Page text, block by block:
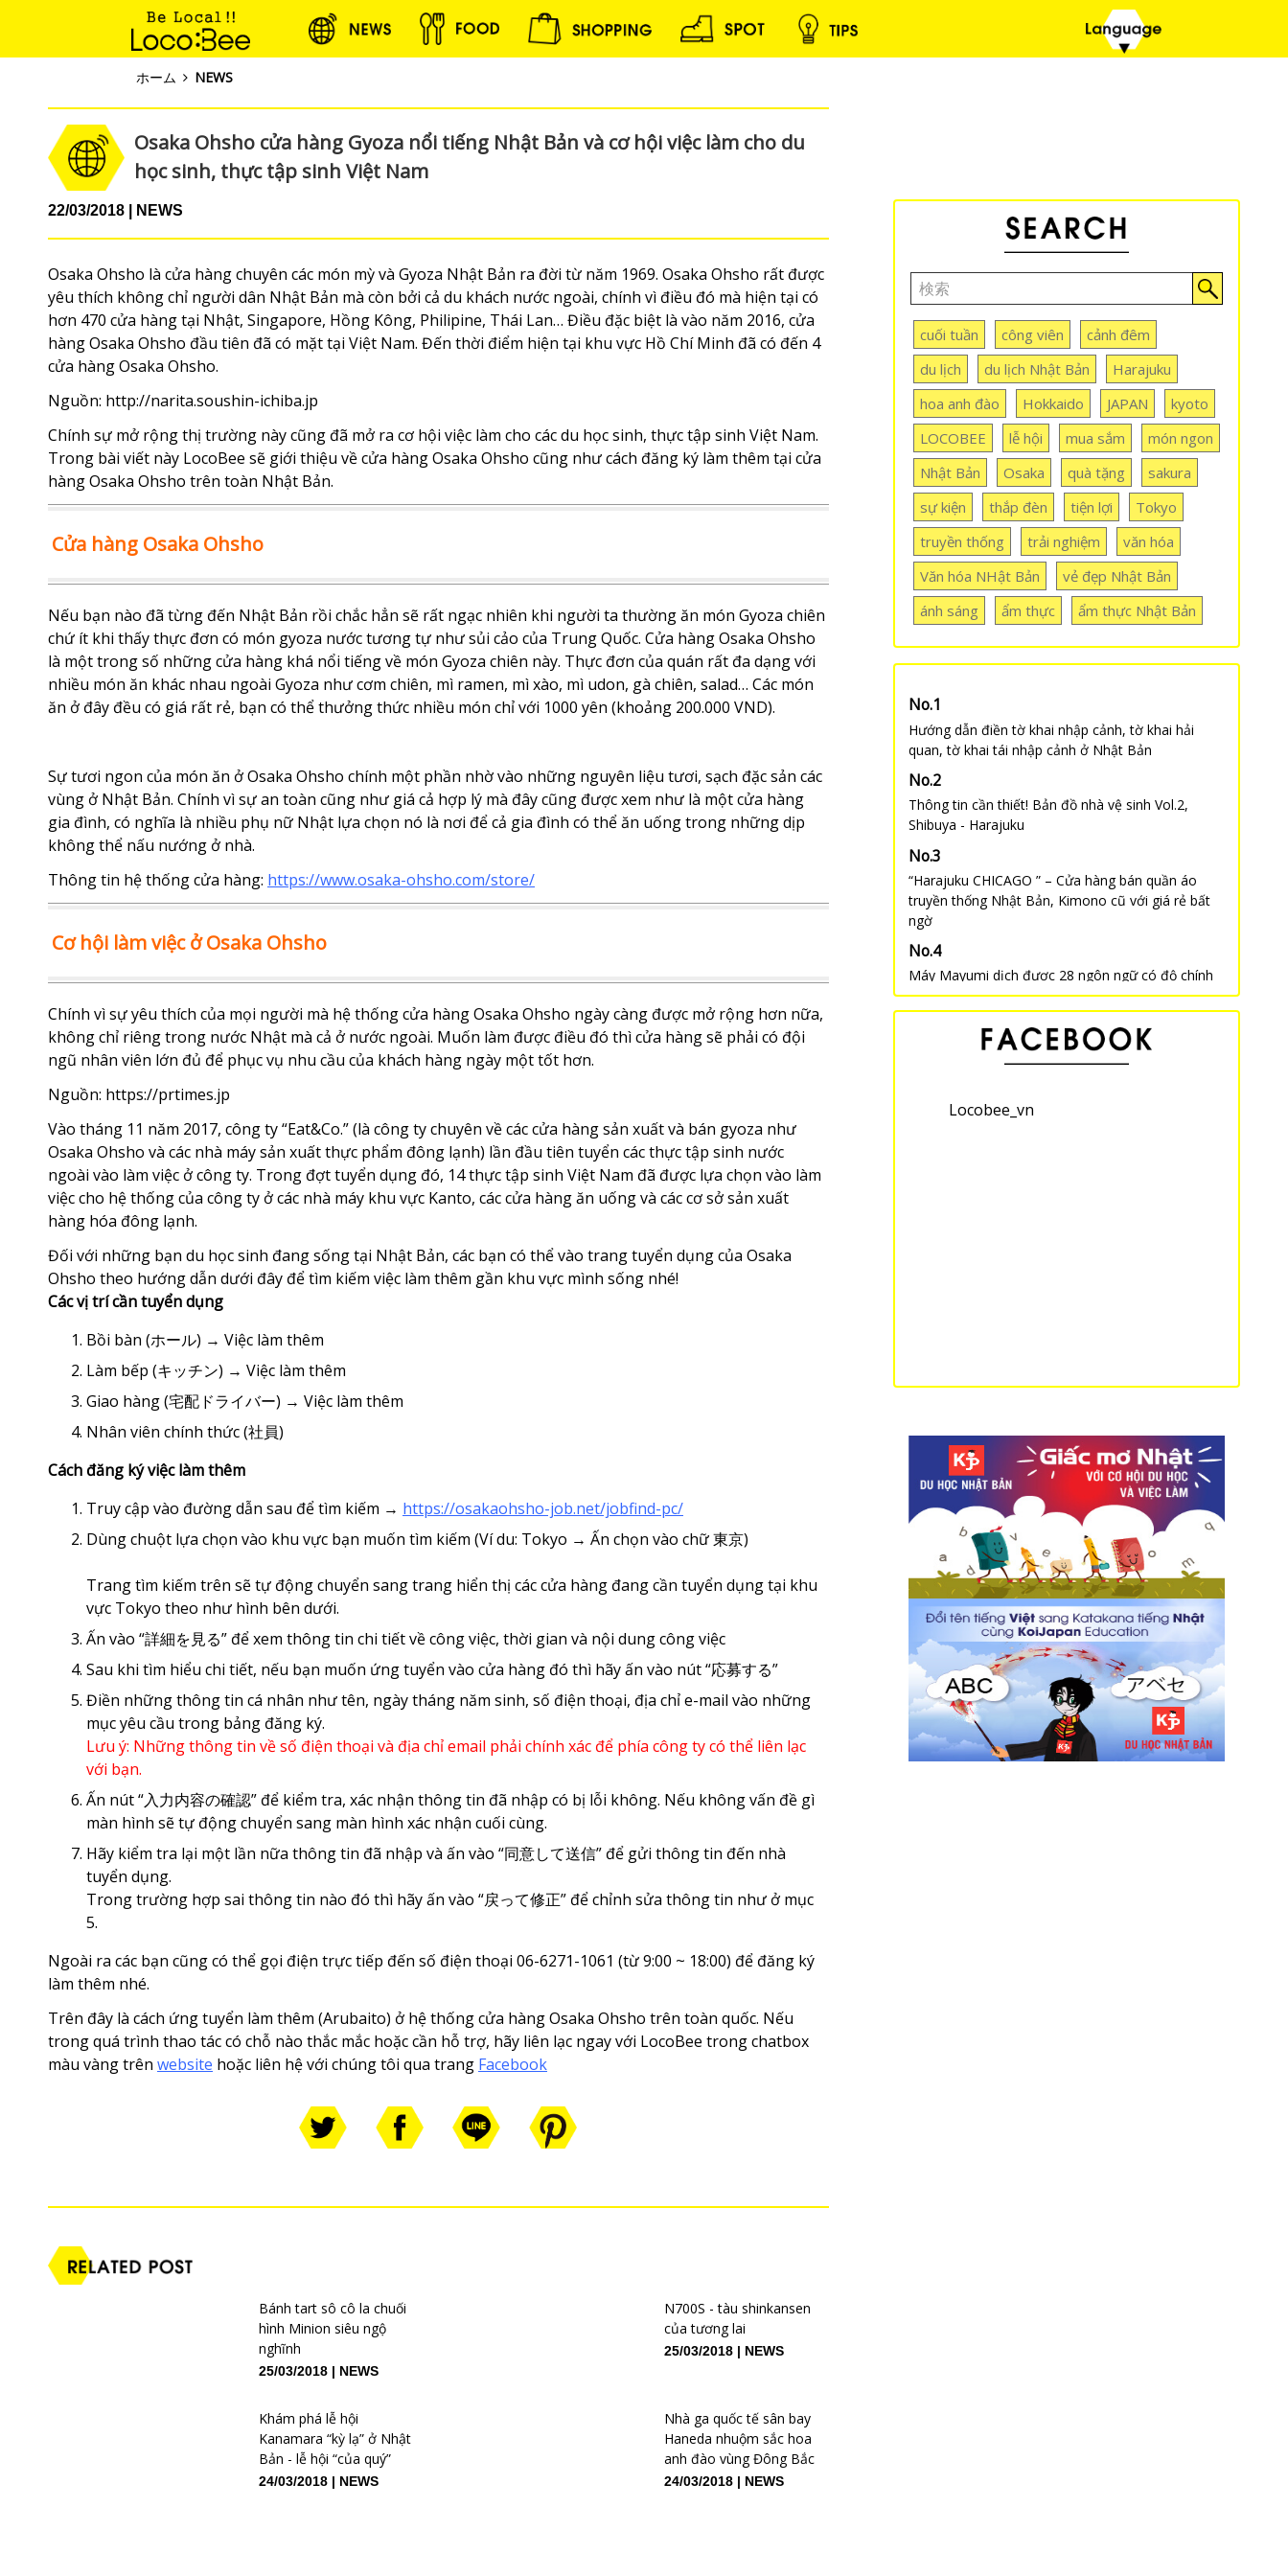
ホーム NEWS
Osaka Ohsho cửa hàng Gyoza nổi tiếng Nhật Bản và cơ hội việc làm cho du
học sinh, thực tập sinh Việt Nam
22/03/2018 NEWS
Osaka Ohsho là cửa hàng chuyên các món mỳ và Gyoza Nhật Bản ra đời từ năm 1969. Osaka Ohsho rất được
yêu thích không chỉ người dân Nhật Bản mà còn bởi cả du khách nước ngoài, chính vì điều đó mà hiện tại có
hơn 470 cửa hàng tại Nhật, Singapore, Hồng Kông, Philipine, Thái Lan… Điều đặc biệt là vào năm 2016, cửa
hàng Osaka Ohsho đầu tiên đã có mặt tại Việt Nam. Đến thời điểm hiện tại khu vực Hồ Chí Minh đã có đến 4
cửa hàng Osaka Ohsho.
Nguồn: http://narita.soushin-ichiba.jp
Chính sự mở rộng thị trường này cũng đã mở ra cơ hội việc làm cho các du học sinh, thực tập sinh Việt Nam.
Trong bài viết này LocoBee sẽ giới thiệu về cửa hàng Osaka Ohsho cũng như cách đăng ký làm thêm tại cửa
hàng Osaka Ohsho trên toàn Nhật Bản.
Cửa hàng Osaka Ohsho
Nếu bạn nào đã từng đến Nhật Bản rồi chắc hẳn sẽ rất ngạc nhiên khi người ta thường ăn món Gyoza chiên
chứ ít khi thấy thực đơn có món gyoza nước tương tự như sủi cảo của Trung Quốc. Cửa hàng Osaka Ohsho
là một trong số những cửa hàng khá nổi tiếng về món Gyoza chiên này. Thực đơn của quán rất đa dạng với
nhiều món ăn khác nhau ngoài Gyoza như cơm chiên, mì ramen, mì xào, mì udon, gà chiên, salad… Các món
ăn ở đây đều có giá rất rẻ, bạn có thể thưởng thức nhiều món chỉ với 1000 yên (khoảng 200.000 VND).
Sự tươi ngon của món ăn ở Osaka Ohsho chính một phần nhờ vào những nguyên liệu tươi, sạch đặc sản các
vùng ở Nhật Bản. Chính vì sự an toàn cũng như giá cả hợp lý mà đây cũng được xem như là một cửa hàng
gia đình, có nghĩa là nhiều phụ nữ Nhật lựa chọn nó là nơi để cả gia đình có thể ăn uống trong những dịp
không thể nấu nướng ở nhà.
Thông tin hệ thống cửa hàng: https://www.osaka-ohsho.com/store/
Cơ hội làm việc ở Osaka Ohsho
Chính vì sự yêu thích của mọi người mà hệ thống cửa hàng Osaka Ohsho ngày càng được mở rộng hơn nữa,
không chỉ riêng trong nước Nhật mà cả ở nước ngoài. Muốn làm được điều đó thì cửa hàng sẽ phải có đội
ngũ nhân viên lớn đủ để phục vụ nhu cầu của khách hàng ngày một tốt hơn.
Nguồn: https://prtimes.jp
Vào tháng 11 năm 2017, công ty “Eat&Co.” (là công ty chuyên về các cửa hàng sản xuất và bán gyoza như
Osaka Ohsho và các nhà máy sản xuất thực phẩm đông lạnh) lần đầu tiên tuyển các thực tập sinh nước
ngoài vào làm việc ở công ty. Trong đợt tuyển dụng đó, 14 thực tập sinh Việt Nam đã được lựa chọn vào làm
việc cho hệ thống của công ty ở các nhà máy khu vực Kanto, các cửa hàng ăn uống và các cơ sở sản xuất
hàng hóa đông lạnh.
Đối với những bạn du học sinh đang sống tại Nhật Bản, các bạn có thể vào trang tuyển dụng của Osaka
Ohsho theo hướng dẫn dưới đây để tìm kiếm việc làm thêm gần khu vực mình sống nhé!
Các vị trí cần tuyển dụng
Bồi bàn (ホール) → Việc làm thêm
Làm bếp (キッチン) → Việc làm thêm
Giao hàng (宅配ドライバー) → Việc làm thêm
Nhân viên chính thức (社員)
Cách đăng ký việc làm thêm
Truy cập vào đường dẫn sau để tìm kiếm → https://osakaohsho-job.net/jobfind-pc/
Dùng chuột lựa chọn vào khu vực bạn muốn tìm kiếm (Ví du: Tokyo → Ấn chọn vào chữ 東京)
Trang tìm kiếm trên sẽ tự động chuyển sang trang hiển thị các cửa hàng đang cần tuyển dụng tại khu
vực Tokyo theo như hình bên dưới.
Ấn vào “詳細を見る” để xem thông tin chi tiết về công việc, thời gian và nội dung công việc
Sau khi tìm hiểu chi tiết, nếu bạn muốn ứng tuyển vào cửa hàng đó thì hãy ấn vào nút “応募する”
Điền những thông tin cá nhân như tên, ngày tháng năm sinh, số điện thoại, địa chỉ e-mail vào những
mục yêu cầu trong bảng đăng ký.
Lưu ý: Những thông tin về số điện thoại và địa chỉ email phải chính xác để phía công ty có thể liên lạc
với bạn.
Ấn nút “入力内容の確認” để kiểm tra, xác nhận thông tin đã nhập có bị lỗi không. Nếu không vấn đề gì
màn hình sẽ tự động chuyển sang màn hình xác nhận cuối cùng.
Hãy kiểm tra lại một lần nữa thông tin đã nhập và ấn vào “同意して送信” để gửi thông tin đến nhà
tuyển dụng.
Trong trường hợp sai thông tin nào đó thì hãy ấn vào “戻って修正” để chỉnh sửa thông tin như ở mục
5.
Ngoài ra các bạn cũng có thể gọi điện trực tiếp đến số điện thoại 06-6271-1061 (từ 9:00 ~ 18:00) để đăng ký
làm thêm nhé.
Trên đây là cách ứng tuyển làm thêm (Arubaito) ở hệ thống cửa hàng Osaka Ohsho trên toàn quốc. Nếu
trong quá trình thao tác có chỗ nào thắc mắc hoặc cần hỗ trợ, hãy liên lạc ngay với LocoBee trong chatbox
màu vàng trên website hoặc liên hệ với chúng tôi qua trang Facebook
Bánh tart sô cô la chuối
hình Minion siêu ngộ
nghĩnh
25/03/2018 NEWS
N700S - tàu shinkansen
của tương lai
25/03/2018 NEWS
Khám phá lễ hội
Kanamara “kỳ lạ” ở Nhật
Bản - lễ hội “của quý”
24/03/2018 NEWS
Nhà ga quốc tế sân bay
Haneda nhuộm sắc hoa
anh đào vùng Đông Bắc
24/03/2018 NEWS
cuối tuần công viên
cảnh đêm
du lịch
du lịch Nhật Bản
Harajuku
hoa anh đào
Hokkaido JAPAN
kyoto
LOCOBEE
lễ hội mua sắm
món ngon
Nhật Bản
Osaka quà tặng
sakura
sự kiện
thắp đèn tiện lợi
Tokyo
truyền thống
trải nghiệm
văn hóa
Văn hóa NHật Bản
vẻ đẹp Nhật Bản
ánh sáng
ẩm thực ẩm thực Nhật Bản
Hướng dẫn điền tờ khai nhập cảnh, tờ khai hải
quan, tờ khai tái nhập cảnh ở Nhật Bản
Thông tin cần thiết! Bản đồ nhà vệ sinh Vol.2,
Shibuya - Harajuku
“Harajuku CHICAGO ” – Cửa hàng bán quần áo
truyền thống Nhật Bản, Kimono cũ với giá rẻ bất
ngờ
Máy Mayumi dịch được 28 ngôn ngữ có độ chính
xác cao, kết nối 4G/Wifi, có chức năng Router Wifi
Thẻ lưu trú (在留カード) và Đăng kí Juminhyo (住民
票-じゅうみんひょう) sau khi nhập cảnh vào Nhật
Ikebukuro - Miễn phí trà sữa dành cho khách hàng
Hướng dẫn điền tờ khai xin visa làm việc tại Nhật
Bản
Locobee_vn